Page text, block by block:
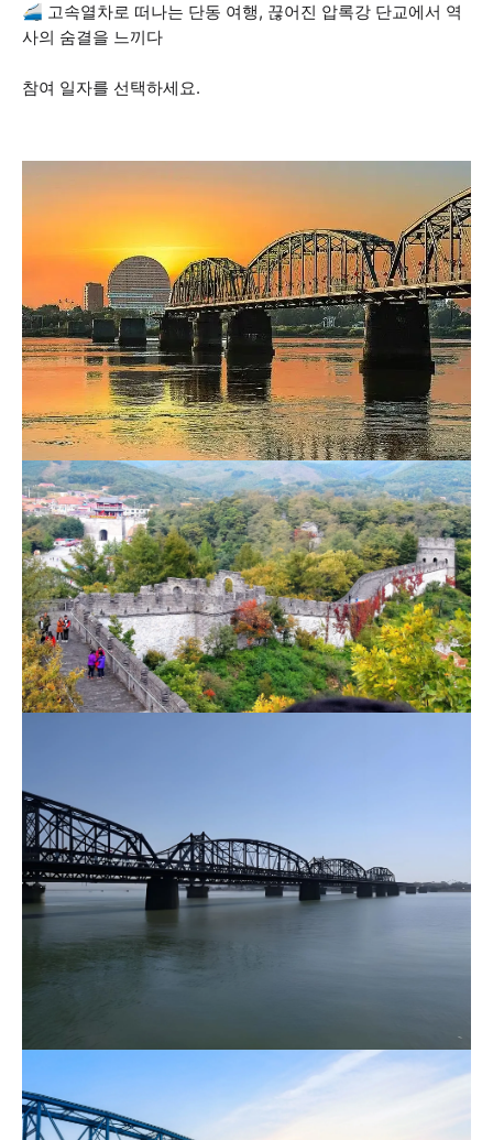
🚄 고속열차로 떠나는 단동 여행, 끊어진 압록강 단교에서 역
사의 숨결을 느끼다
참여 일자를 선택하세요.